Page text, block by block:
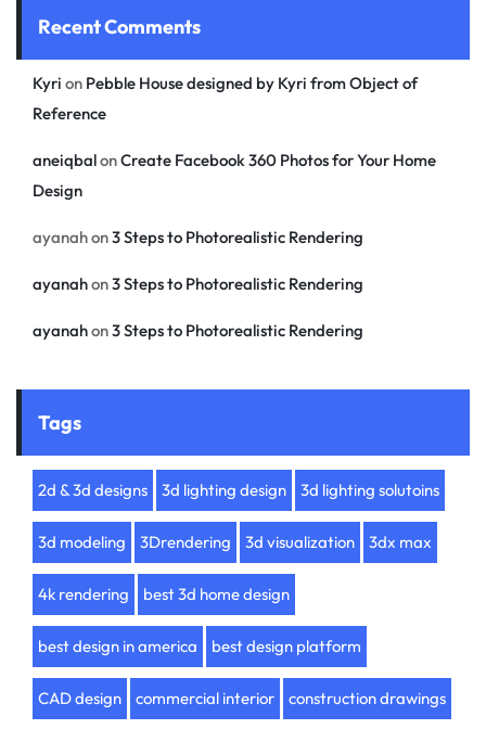
Recent Comments
Kyri on Pebble House designed by Kyri from Object of
Reference
aneiqbalonCreate Facebook 360 Photos for Your Home
Design
ayanahon3 Steps to Photorealistic Rendering
ayanahon3 Steps to Photorealistic Rendering
ayanahon3 Steps to Photorealistic Rendering
Tags
2d & 3d designs 3d lighting design 3d lighting solutoins
3d modeling 3Drendering 3d visualization 3dx max
4k rendering best 3d home design
best design in america best design platform
CAD design commercial interior construction drawings